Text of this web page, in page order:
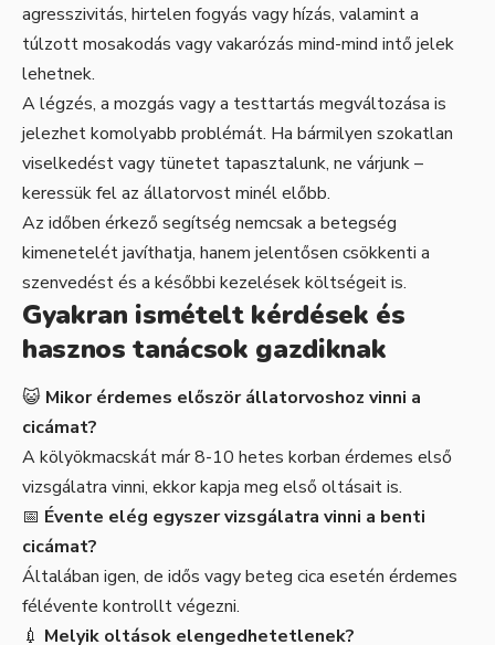
agresszivitás, hirtelen fogyás vagy hízás, valamint a
túlzott mosakodás vagy vakarózás mind-mind intő jelek
lehetnek.
A légzés, a mozgás vagy a testtartás megváltozása is
jelezhet komolyabb problémát. Ha bármilyen szokatlan
viselkedést vagy tünetet tapasztalunk, ne várjunk –
keressük fel az állatorvost minél előbb.
Az időben érkező segítség nemcsak a betegség
kimenetelét javíthatja, hanem jelentősen csökkenti a
szenvedést és a későbbi kezelések költségeit is.
Gyakran ismételt kérdések és
hasznos tanácsok gazdiknak
😺 Mikor érdemes először állatorvoshoz vinni a
cicámat?
A kölyökmacskát már 8-10 hetes korban érdemes első
vizsgálatra vinni, ekkor kapja meg első oltásait is.
📅 Évente elég egyszer vizsgálatra vinni a benti
cicámat?
Általában igen, de idős vagy beteg cica esetén érdemes
félévente kontrollt végezni.
💉 Melyik oltások elengedhetetlenek?